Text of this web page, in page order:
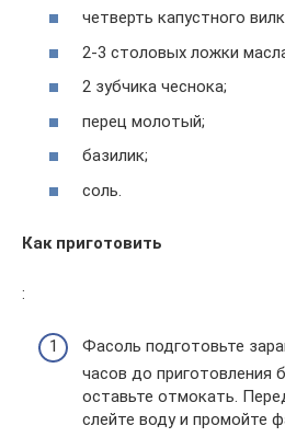
четверть капустного
2-3 столовых ложки
2 зубчика чеснока;
перец молотый;
базилик;
соль.
Как приготовить
:
Фасоль подготовьте
часов до приготовления
оставьте отмокать.
слейте воду и промойте